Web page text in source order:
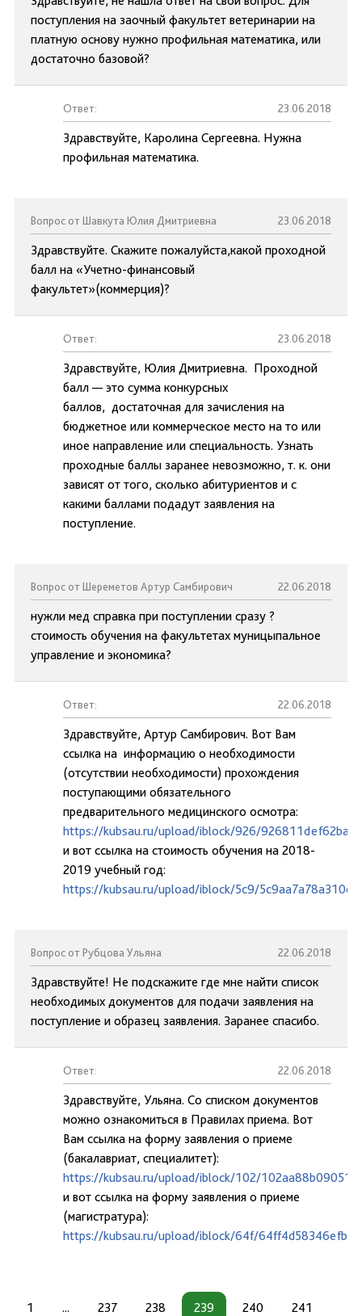
поступления на заочный факультет ветеринарии на
платную основу нужно профильная математика, или
достаточно базовой?
Ответ: 23.06.2018
Здравствуйте, Каролина Сергеевна. Нужна
профильная математика.
Вопрос от Шавкута Юлия Дмитриевна 23.06.2018
Здравствуйте. Скажите пожалуйста,какой проходной
балл на «Учетно-финансовый
факультет»(коммерция)?
Ответ: 23.06.2018
Здравствуйте, Юлия Дмитриевна. Проходной
балл — это сумма конкурсных
баллов, достаточная для зачисления на
бюджетное или коммерческое место на то или
иное направление или специальность. Узнать
проходные баллы заранее невозможно, т. к. они
зависят от того, сколько абитуриентов и с
какими баллами подадут заявления на
поступление.
Вопрос от Шереметов Артур Самбирович 22.06.2018
нужли мед справка при поступлении сразу ?
стоимость обучения на факультетах муницыпальное
управление и экономика?
Ответ: 22.06.2018
Здравствуйте, Артур Самбирович. Вот Вам
ссылка на информацию о необходимости
(отсутствии необходимости) прохождения
поступающими обязательного
предварительного медицинского осмотра:
https://kubsau.ru/upload/iblock/926/
и вот ссылка на стоимость обучения на 2018-
2019 учебный год:
https://kubsau.ru/upload/iblock/5c9/
Вопрос от Рубцова Ульяна 22.06.2018
Здравствуйте! Не подскажите где мне найти список
необходимых документов для подачи заявления на
поступление и образец заявления. Заранее спасибо.
Ответ: 22.06.2018
Здравствуйте, Ульяна. Со списком документов
можно ознакомиться в Правилах приема. Вот
Вам ссылка на форму заявления о приеме
(бакалавриат, специалитет):
https://kubsau.ru/upload/iblock/102/
и вот ссылка на форму заявления о приеме
(магистратура):
https://kubsau.ru/upload/iblock/64f/
1 ... 237 238 239 240 241